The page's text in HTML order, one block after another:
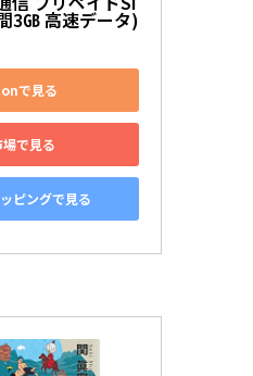
3㎇ 高速データ)
で見る
で見る
ピングで見る